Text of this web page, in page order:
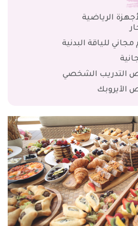
الرياضية
للياقة البدنية